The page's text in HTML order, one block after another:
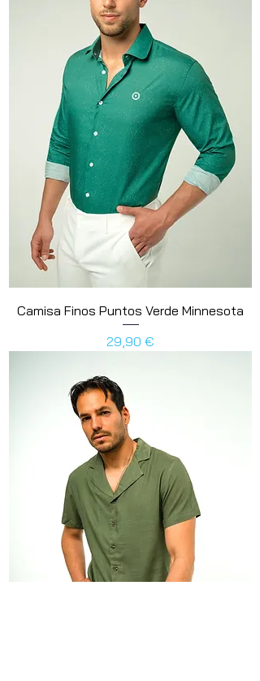
Camisa Finos Puntos Verde Minnesota
Preis
29,90 €